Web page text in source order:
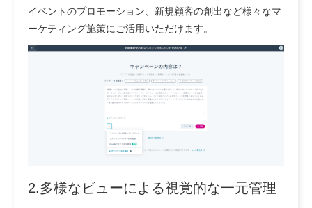
イベントのプロモーション、新規顧客の創出など様々なマ
ーケティング施策にご活用いただけます。
2.多様なビューによる視覚的な一元管理